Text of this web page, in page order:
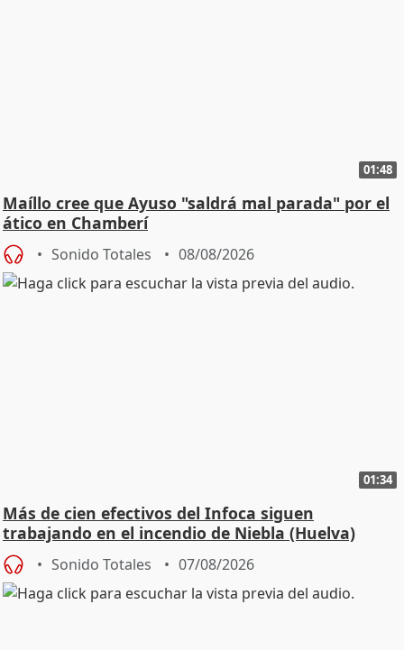
01:48
Maíllo cree que Ayuso "saldrá mal parada" por el
ático en Chamberí
Sonido Totales 08/08/2026
01:34
Más de cien efectivos del Infoca siguen
trabajando en el incendio de Niebla (Huelva)
Sonido Totales 07/08/2026